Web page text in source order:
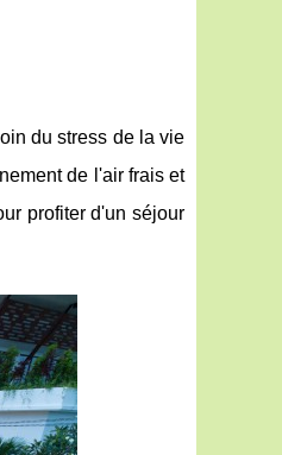
du stress de la vie
de l'air frais et
profiter d'un séjour